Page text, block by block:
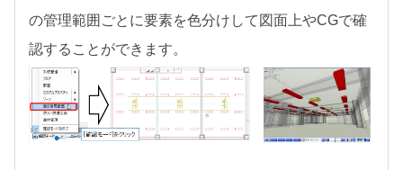
の管理範囲ごとに要素を色分けして図面上やCGで確
認することができます。